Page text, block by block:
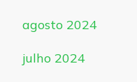
agosto 2024
julho 2024